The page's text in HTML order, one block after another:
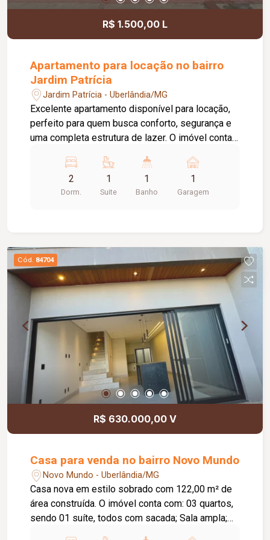
R$ 1.500,00 L
Apartamento para locação no bairro
Jardim Patrícia
Jardim Patrícia - Uberlândia/MG
Excelente apartamento disponível para locação,
perfeito para quem busca conforto, segurança e
uma completa estrutura de lazer. O imóvel conta
sacada, cozinha, área de serviço, banheiro social
e 01 vaga de estacionamento. O condomínio
oferece uma infraestrutura completa para toda a
espaço verde, proporcionando mais qualidade de
vida e bem-estar aos moradores.
2
Dorm.
1
Suite
1
Banho
1
Garagem
Cód. 84704
R$ 630.000,00 V
Casa para venda no bairro Novo Mundo
Novo Mundo - Uberlândia/MG
Casa nova em estilo sobrado com 122,00 m² de
área construída. O imóvel conta com: 03 quartos,
sendo 01 suíte, todos com sacada; Sala ampla;